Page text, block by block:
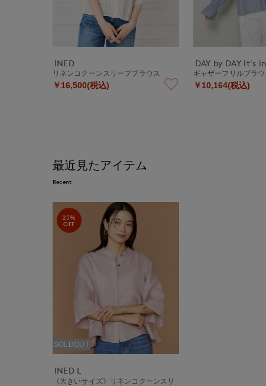
INED
リネンコクーンスリーブブラウス
￥16,500(税込)
DAY by DAY It's
ギャザーフリルブラウ
￥10,164(税込)
最近見たアイテム
Recent
25%
OFF
SOLDOUT
INED L
《大きいサイズ》リネンコクーンスリ